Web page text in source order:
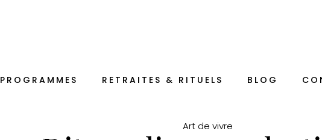
PROGRAMMES RETRAITES & RITUELS BLOG
Art de vivre